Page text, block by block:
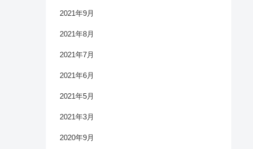
2021年9月
2021年8月
2021年7月
2021年6月
2021年5月
2021年3月
2020年9月